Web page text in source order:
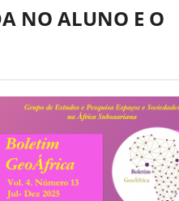
NO ALUNO E O